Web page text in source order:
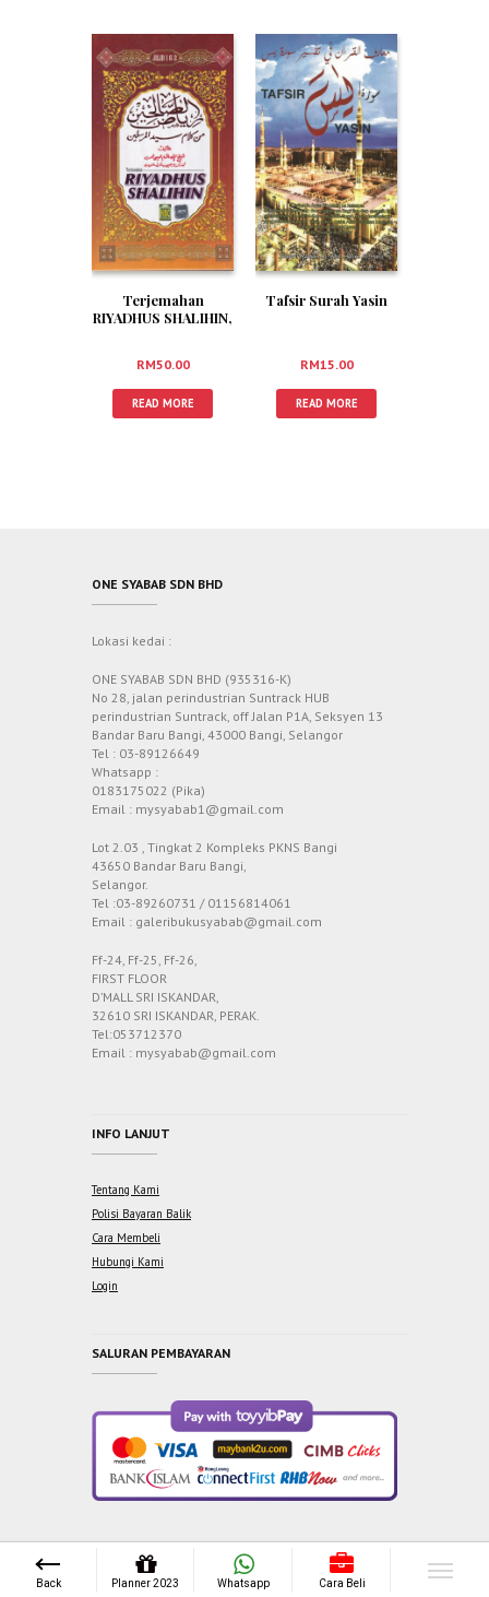
Terjemahan
RIYADHUS SHALIHIN,
RM50.00
READ MORE
Tafsir Surah Yasin
RM15.00
READ MORE
ONE SYABAB SDN BHD
Lokasi kedai :
ONE SYABAB SDN BHD (935316-K)
No 28, jalan perindustrian Suntrack HUB
perindustrian Suntrack, off Jalan P1A, Seksyen 13
Bandar Baru Bangi, 43000 Bangi, Selangor
Tel : 03-89126649
Whatsapp :
0183175022 (Pika)
Email : mysyabab1@gmail.com
Lot 2.03 , Tingkat 2 Kompleks PKNS Bangi
43650 Bandar Baru Bangi,
Selangor.
Tel :03-89260731 / 01156814061
Email : galeribukusyabab@gmail.com
Ff-24, Ff-25, Ff-26,
FIRST FLOOR
D’MALL SRI ISKANDAR,
32610 SRI ISKANDAR, PERAK.
Tel:053712370
Email : mysyabab@gmail.com
INFO LANJUT
Tentang Kami
Polisi Bayaran Balik
Cara Membeli
Hubungi Kami
Login
SALURAN PEMBAYARAN
Copyright © 2021 One Syabab Sdn Bhd